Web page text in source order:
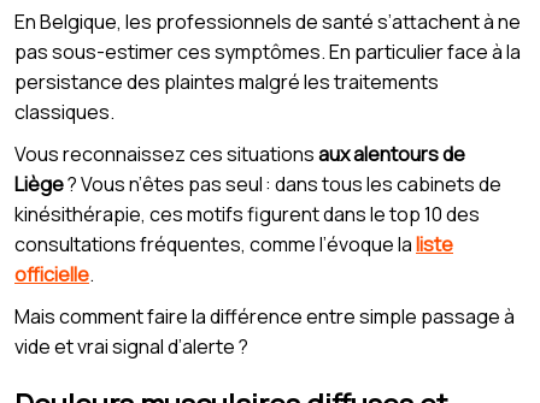
En Belgique, les professionnels de santé s’attachent à ne
pas sous-estimer ces symptômes. En particulier face à la
persistance des plaintes malgré les traitements
classiques.
Vous reconnaissez ces situationsaux alentours de
Liège? Vous n’êtes pas seul : dans tous les cabinets de
kinésithérapie, ces motifs figurent dans le top 10 des
consultations fréquentes, comme l’évoque laliste
officielle.
Mais comment faire la différence entre simple passage à
vide et vrai signal d’alerte ?